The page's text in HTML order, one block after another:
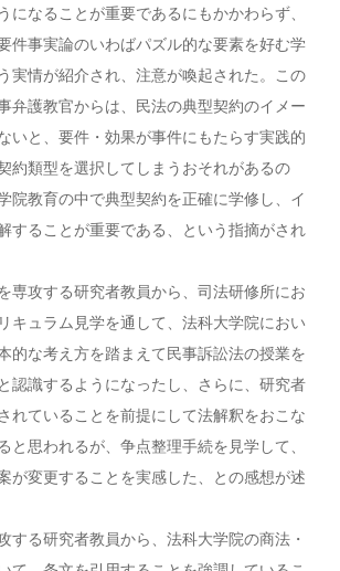
になることが重要であるにもかかわらず、
件事実論のいわばパズル的な要素を好む学
実情が紹介され、注意が喚起された。この
弁護教官からは、民法の典型契約のイメー
いと、要件・効果が事件にもたらす実践的
約類型を選択してしまうおそれがあるの
院教育の中で典型契約を正確に学修し、イ
することが重要である、という指摘がされ
専攻する研究者教員から、司法研修所にお
キュラム見学を通して、法科大学院におい
的な考え方を踏まえて民事訴訟法の授業を
認識するようになったし、さらに、研究者
れていることを前提にして法解釈をおこな
と思われるが、争点整理手続を見学して、
が変更することを実感した、との感想が述
する研究者教員から、法科大学院の商法・